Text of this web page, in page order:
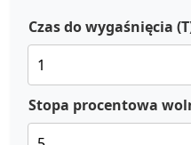
Czas do wygaśnięcia
Stopa procentowa